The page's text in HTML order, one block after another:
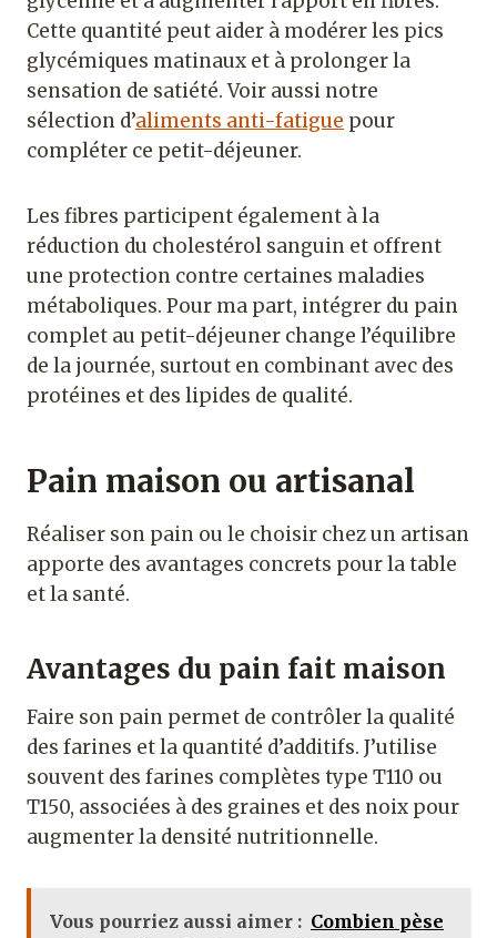
Cette quantité peut aider à modérer les pics
glycémiques matinaux et à prolonger la
sensation de satiété. Voir aussi notre
sélection d’aliments anti-fatigue pour
compléter ce petit-déjeuner.
Les fibres participent également à la
réduction du cholestérol sanguin et offrent
une protection contre certaines maladies
métaboliques. Pour ma part, intégrer du pain
complet au petit-déjeuner change l’équilibre
de la journée, surtout en combinant avec des
protéines et des lipides de qualité.
Pain maison ou artisanal
Réaliser son pain ou le choisir chez un artisan
apporte des avantages concrets pour la table
et la santé.
Avantages du pain fait maison
Faire son pain permet de contrôler la qualité
des farines et la quantité d’additifs. J’utilise
souvent des farines complètes type T110 ou
T150, associées à des graines et des noix pour
augmenter la densité nutritionnelle.
Vous pourriez aussi aimer : Combien pèse